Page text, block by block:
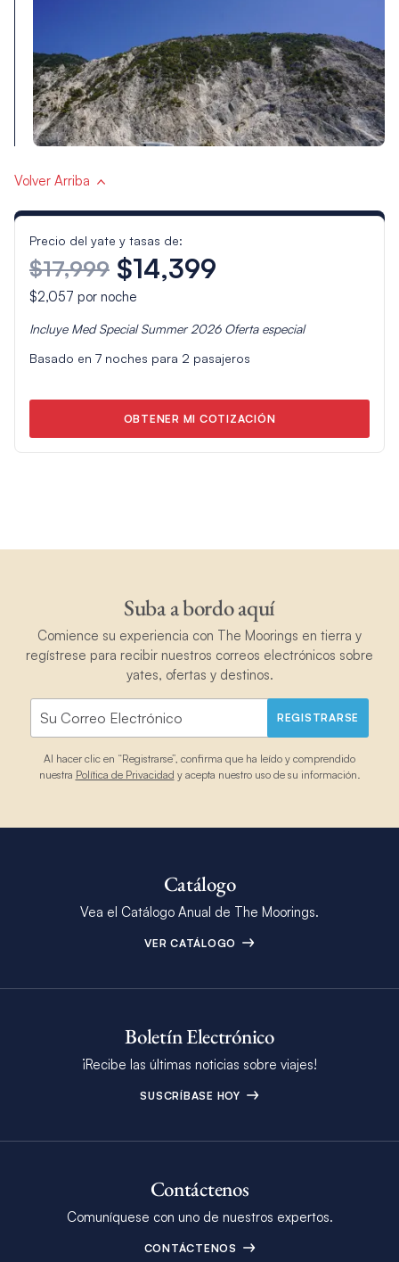
Volver Arriba
Precio del yate y tasas de:
$17,999 $14,399
$2,057 por noche
Incluye Med Special Summer 2026Oferta especial
Basado en 7noches para 2 pasajeros
OBTENER MI COTIZACIÓN
Suba a bordo aquí
Comience su experiencia con The Moorings en tierra y
regístrese para recibir nuestros correos electrónicos sobre
yates, ofertas y destinos.
REGISTRARSE
Al hacer clic en “Registrarse”, confirma que ha leído y comprendido
nuestra Política de Privacidad y acepta nuestro uso de su información.
Catálogo
Vea el Catálogo Anual de The Moorings.
VER CATÁLOGO
Boletín Electrónico
¡Recibe las últimas noticias sobre viajes!
SUSCRÍBASE HOY
Contáctenos
Comuníquese con uno de nuestros expertos.
CONTÁCTENOS